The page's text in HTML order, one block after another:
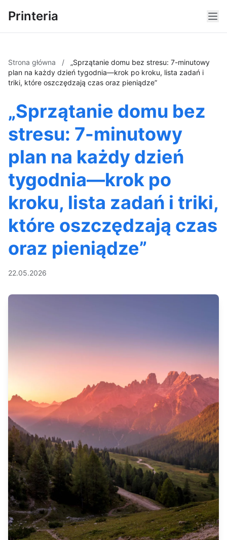
Printeria
Strona główna /
„Sprzątanie domu bez stresu: 7-minutowy
plan na każdy dzień tygodnia—krok po kroku, lista zadań i
triki, które oszczędzają czas oraz pieniądze”
„Sprzątanie domu bez
stresu: 7-minutowy
plan na każdy dzień
tygodnia—krok po
kroku, lista zadań i triki,
które oszczędzają czas
oraz pieniądze”
22.05.2026